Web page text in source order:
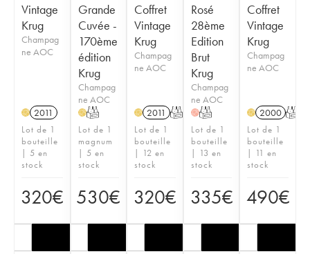
Vintage
Krug
Champag
ne AOC
H 2011
Lot de 1
bouteille
| 5 en
stock
320€
Grande
Cuvée -
170ème
édition
Krug
Champag
ne AOC
HT
Lot de 1
magnum
| 5 en
stock
530€
Coffret
Vintage
Krug
Champag
ne AOC
H 2011 T
Lot de 1
bouteille
| 12 en
stock
320€
Rosé
28ème
Edition
Brut
Krug
Champag
ne AOC
HT
Lot de 1
bouteille
| 13 en
stock
335€
Coffret
Vintage
Krug
Champag
ne AOC
H 2000 T
Lot de 1
bouteille
| 11 en
stock
490€